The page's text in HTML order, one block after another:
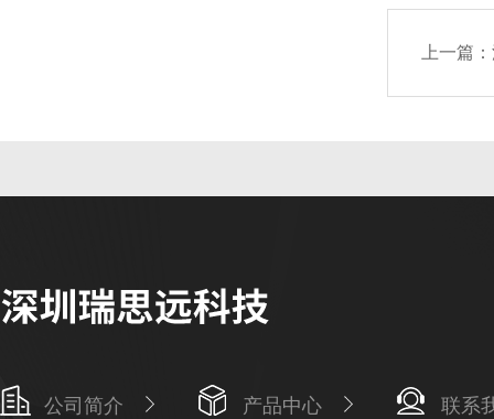
上一篇：
公司简介 产品中心 联系